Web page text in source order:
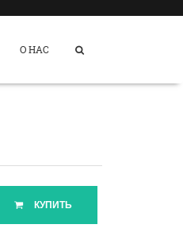
О НАС
КУПИТЬ